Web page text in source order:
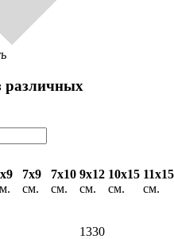
различных
7х9
см.
7х10
см.
9х12
см.
10х15
см.
11х15
см.
1330